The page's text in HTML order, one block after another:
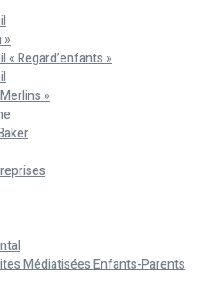
»
« Regard’enfants »
»
Médiatisées Enfants-Parents